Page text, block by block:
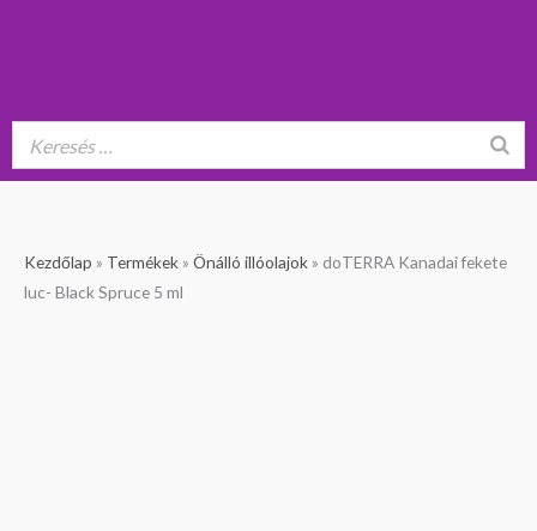
Kezdőlap » Termékek » Önálló illóolajok » doTERRA Kanadai fekete
luc- Black Spruce 5 ml
doTERRA
Kanadai